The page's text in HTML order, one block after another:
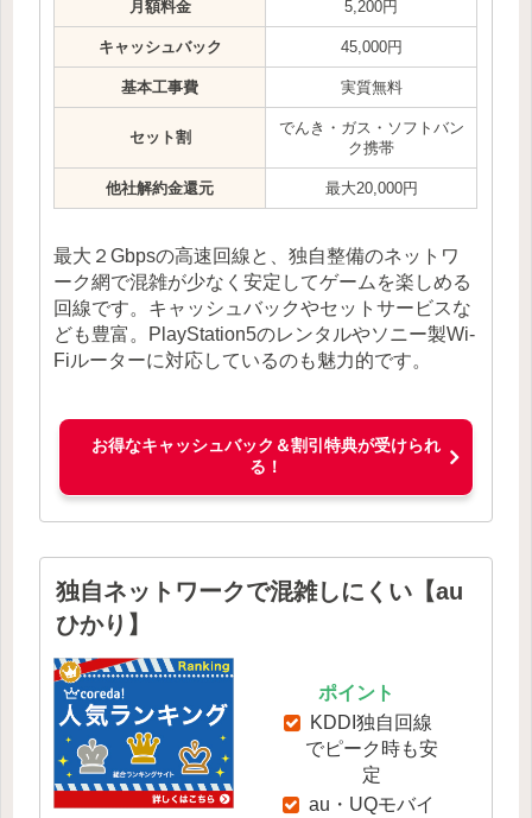
月額料金 5,200円
キャッシュバック 45,000円
基本工事費 実質無料
セット割
でんき・ガス・ソフトバン
ク携帯
他社解約金還元 最大20,000円
最大２Gbpsの高速回線と、独自整備のネットワ
ーク網で混雑が少なく安定してゲームを楽しめる
回線です。キャッシュバックやセットサービスな
ども豊富。PlayStation5のレンタルやソニー製Wi-
Fiルーターに対応しているのも魅力的です。
お得なキャッシュバック＆割引特典が受けられ
る！
独自ネットワークで混雑しにくい【au
ひかり】
ポイント
KDDI独自回線
でピーク時も安
定
au・UQモバイ